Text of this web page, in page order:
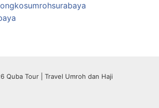
Quba Tour | Travel Umroh dan Haji